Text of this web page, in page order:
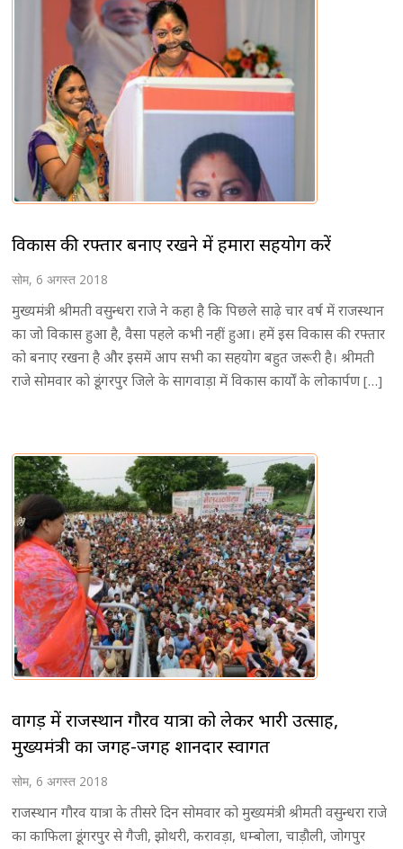
विकास की रफ्तार बनाए रखने में हमारा सहयोग करें
सोम, 6 अगस्त 2018
मुख्यमंत्री श्रीमती वसुन्धरा राजे ने कहा है कि पिछले साढ़े चार वर्ष में राजस्थान
का जो विकास हुआ है, वैसा पहले कभी नहीं हुआ। हमें इस विकास की रफ्तार
को बनाए रखना है और इसमें आप सभी का सहयोग बहुत जरूरी है। श्रीमती
राजे सोमवार को डूंगरपुर जिले के सागवाड़ा में विकास कार्यों के लोकार्पण […]
वागड़ में राजस्थान गौरव यात्रा को लेकर भारी उत्साह,
मुख्यमंत्री का जगह-जगह शानदार स्वागत
सोम, 6 अगस्त 2018
राजस्थान गौरव यात्रा के तीसरे दिन सोमवार को मुख्यमंत्री श्रीमती वसुन्धरा राजे
का काफिला डूंगरपुर से गैजी, झोथरी, करावड़ा, धम्बोला, चाड़ौली, जोगपुर